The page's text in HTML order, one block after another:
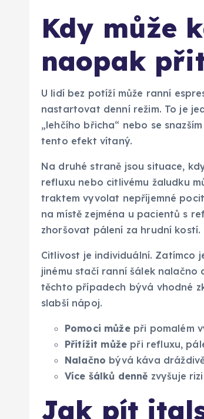
Kdy může
naopak
U lidí bez potíží může ranní
nastartovat denní režim. To je
„lehčího břicha“ nebo se
tento efekt vítaný.
Na druhé straně jsou situace,
refluxu nebo citlivému žaludku
traktem vyvolat nepříjemné
na místě zejména u pacientů s
zhoršovat pálení za hrudní kostí.
Citlivost je individuální. Zatímco
jinému stačí ranní šálek nalačno
těchto případech bývá vhodné
slabší nápoj.
Pomoci můžepři pomalém
Přitížit může při refluxu,
Nalačno bývá káva
Více šálků denně zvyšuje
Jak pít